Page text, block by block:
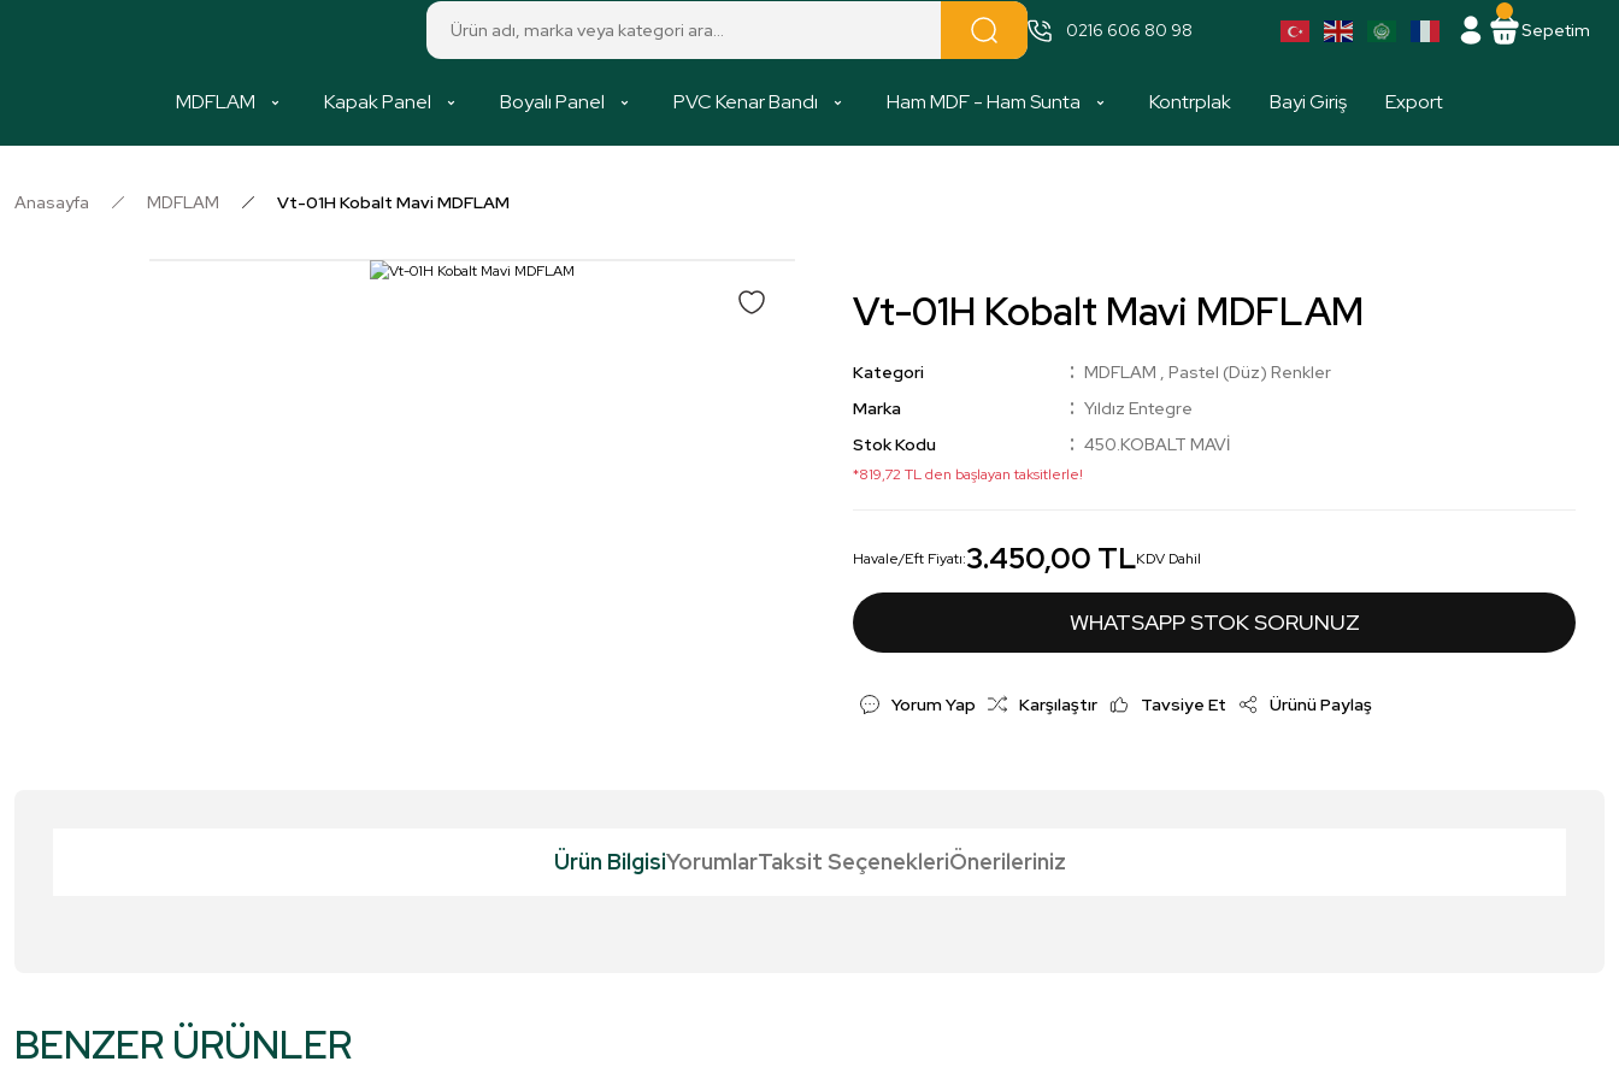
0216 606 80 98 Sepetim
MDFLAM Kapak Panel Boyalı Panel PVC Kenar Bandı Ham MDF - Ham Sunta Kontrplak Bayi Giriş Export
Anasayfa MDFLAM Vt-01H Kobalt Mavi MDFLAM
Vt-01H Kobalt Mavi MDFLAM
Kategori MDFLAM , Pastel (Düz) Renkler
Marka
Yıldız Entegre
Stok Kodu
450.KOBALT MAVİ
*819,72 TL den başlayan taksitlerle!
Havale/Eft Fiyatı:3.450,00 TLKDV Dahil
WHATSAPP STOK SORUNUZ
Yorum Yap Karşılaştır Tavsiye Et Ürünü Paylaş
Ürün BilgisiYorumlarTaksit SeçenekleriÖnerileriniz
BENZER ÜRÜNLER